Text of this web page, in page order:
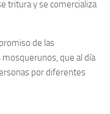
tritura y se comercializa
de las
que al día
por diferentes